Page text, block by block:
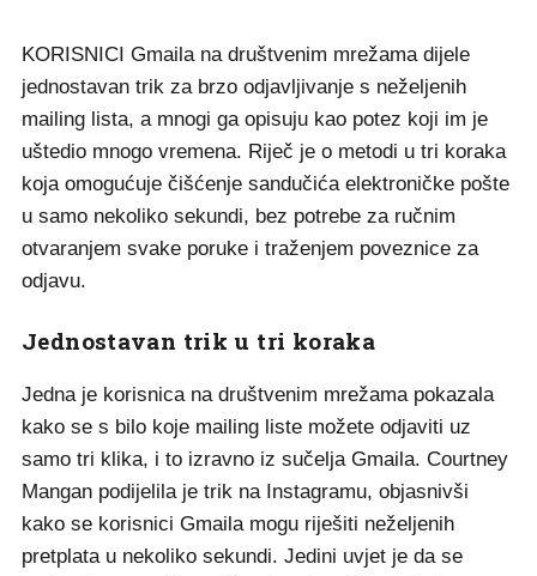
KORISNICI Gmaila na društvenim mrežama dijele
jednostavan trik za brzo odjavljivanje s neželjenih
mailing lista, a mnogi ga opisuju kao potez koji im je
uštedio mnogo vremena. Riječ je o metodi u tri koraka
koja omogućuje čišćenje sandučića elektroničke pošte
u samo nekoliko sekundi, bez potrebe za ručnim
otvaranjem svake poruke i traženjem poveznice za
odjavu.
Jednostavan trik u tri koraka
Jedna je korisnica na društvenim mrežama pokazala
kako se s bilo koje mailing liste možete odjaviti uz
samo tri klika, i to izravno iz sučelja Gmaila. Courtney
Mangan podijelila je trik na Instagramu, objasnivši
kako se korisnici Gmaila mogu riješiti neželjenih
pretplata u nekoliko sekundi. Jedini uvjet je da se